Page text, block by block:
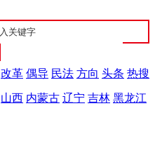
改革 偶导 民法 方向 头条 热搜
山西 内蒙古 辽宁 吉林 黑龙江